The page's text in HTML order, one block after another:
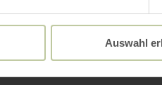
Auswahl